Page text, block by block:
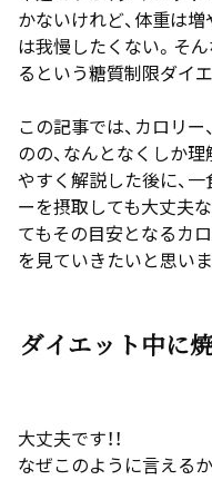
かないけれど、体重は
は我慢したくない。そ
るという糖質制限ダイ
この記事では、カロリ
のの、なんとなくしか
やすく解説した後に、一
ーを摂取しても大丈夫
てもその目安となるカ
を見ていきたいと思いま
ダイエット中に
大丈夫です！！
なぜこのように言える